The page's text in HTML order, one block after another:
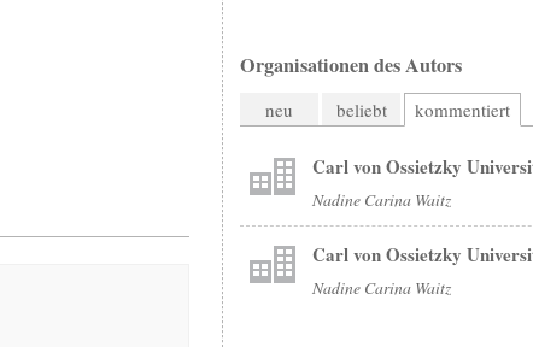
Organisationen des Autors
neu beliebt kommentiert
Carl von Ossietzky
Nadine Carina Waitz
Carl von Ossietzky
Nadine Carina Waitz